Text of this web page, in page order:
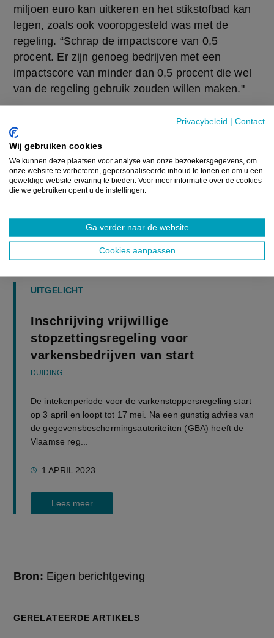
Privacybeleid | Contact
Wij gebruiken cookies
We kunnen deze plaatsen voor analyse van onze bezoekersgegevens, om
onze website te verbeteren, gepersonaliseerde inhoud te tonen en om u een
geweldige website-ervaring te bieden. Voor meer informatie over de cookies
die we gebruiken opent u de instellingen.
Ga verder naar de website
Cookies aanpassen
miljoen euro kan uitkeren en het stikstofbad kan
legen, zoals ook vooropgesteld was met de
regeling. “Schrap de impactscore van 0,5
procent. Er zijn genoeg bedrijven met een
impactscore van minder dan 0,5 procent die wel
van de regeling gebruik zouden willen maken."
UITGELICHT
Inschrijving vrijwillige
stopzettingsregeling voor
varkensbedrijven van start
DUIDING
De intekenperiode voor de varkenstoppersregeling start
op 3 april en loopt tot 17 mei. Na een gunstig advies van
de gegevensbeschermingsautoriteiten (GBA) heeft de
Vlaamse reg...
1 APRIL 2023
Lees meer
Bron: Eigen berichtgeving
GERELATEERDE ARTIKELS